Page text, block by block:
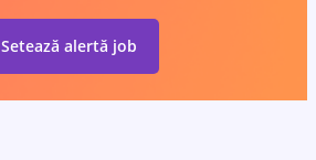
Setează alertă job